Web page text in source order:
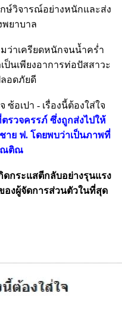
ษ์วิจารณ์อย่างหนักและส่ง
พยาบาล
ว่าเครียดหนักจนน้ำคร่ำ
นเพียงอาการท่อปัสสาวะ
ลอดภัยดี
อเปา - เรื่องนี้ต้องใส่ใจ
รวจครรภ์ ซึ่งถูกส่งไปให้
าย ฟ. โดยพบว่าเป็นภาพที่
ณติณ
ดกระแสตีกลับอย่างรุนแรง
องผู้จัดการส่วนตัวในที่สุด